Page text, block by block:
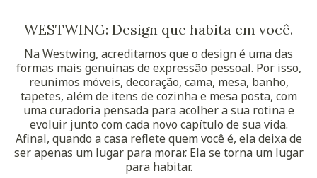
WESTWING: Design que habita em você.
Na Westwing, acreditamos que o design é uma das
formas mais genuínas de expressão pessoal. Por isso,
reunimos móveis, decoração, cama, mesa, banho,
tapetes, além de itens de cozinha e mesa posta, com
uma curadoria pensada para acolher a sua rotina e
evoluir junto com cada novo capítulo de sua vida.
Afinal, quando a casa reflete quem você é, ela deixa de
ser apenas um lugar para morar. Ela se torna um lugar
para habitar.